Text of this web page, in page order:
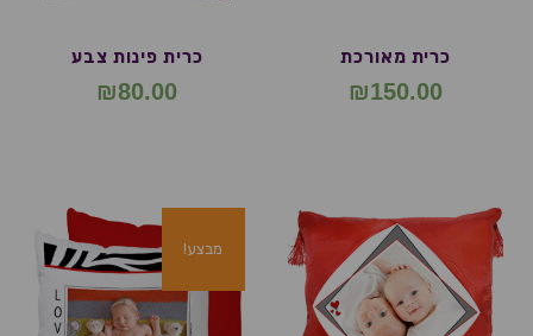
כרית מאורכת
₪150.00
כרית פינות צבע
₪80.00
מבצע!